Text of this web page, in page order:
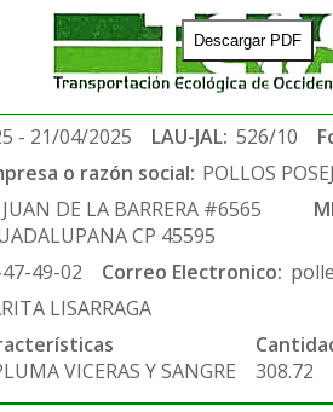
Descargar PDF
- 21/04/2025 LAU-JAL: 526/10
o razón social: POLLOS
DE LA BARRERA #6565
CP 45595
49-02 Correo Electronico:
LISARRAGA
VICERAS Y SANGRE
308.72